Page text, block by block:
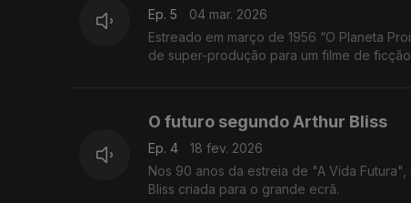
Ep. 5
04 mar. 2026
Estreado em março de 1956 “O Planeta
de super-produção para um filme de
O futuro segundo Arthur Bliss
Ep. 4
18 fev. 2026
Nos 90 anos da estreia de "A Vida
Bliss criada para o grande ecrã.